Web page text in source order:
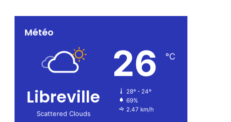
Météo
Libreville
Scattered Clouds
26 ℃
28º - 24º
69%
2.47 km/h